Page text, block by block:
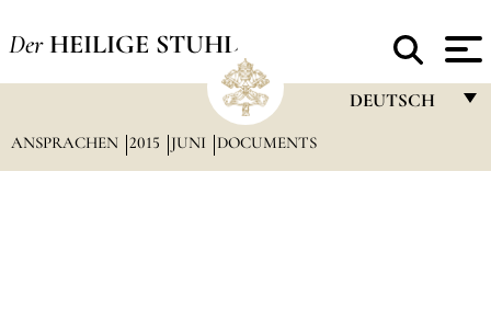
Der HEILIGE STUHL
DEUTSCH
ANSPRACHEN 2015 JUNI DOCUMENTS